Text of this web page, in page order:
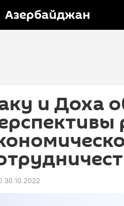
Азербайджан
и Доха
30.10.2022